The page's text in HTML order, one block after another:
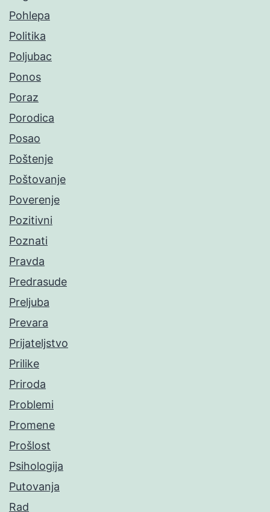
Pohlepa
Politika
Poljubac
Ponos
Poraz
Porodica
Posao
Poštenje
Poštovanje
Poverenje
Pozitivni
Poznati
Pravda
Predrasude
Preljuba
Prevara
Prijateljstvo
Prilike
Priroda
Problemi
Promene
Prošlost
Psihologija
Putovanja
Rad